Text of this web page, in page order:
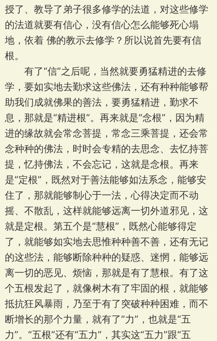
授了、教导了弟子很多修学的法道，对这些修学
的法道就要有信心，没有信心怎么能够死心塌
地，依着 佛的教示去修学？所以说首先要有信
根。
有了“信”之后呢，当然就要勇猛精进的去修
学，要如实地去勤求这些佛法，还有种种能够帮
助我们成就佛果的善法，要勇猛精进，勤求不
息，那就是“精进根”。再来就是“念根”，因为精
进的缘故就会常念菩提，常念三乘菩提，还会常
念种种的佛法，时时会专精的去思念、去忆持菩
提，忆持佛法，不会忘记，这就是念根。再来
是“定根”，既然对于善法能够如法系念，能够安
住了，那就能够制心于一法，心得决定而不动
摇、不散乱，这样就能够远离一切外道邪见，这
就是定根。第五个是“慧根”，既然心能够得定
了，就能够如实地去思惟种种善不善，还有无记
的这些法，能够断除种种的疑惑、迷惘，能够远
离一切的恶见、烦恼，那就是有了慧根。有了这
个五根发起了，就像树木有了牢固的根，就能够
抵抗狂风暴雨，乃至于有了突破种种困难，而不
断增长的那个力量，就有了“力”，也就是“五
力”。“五根”还有“五力”，其实这“五力”跟“五